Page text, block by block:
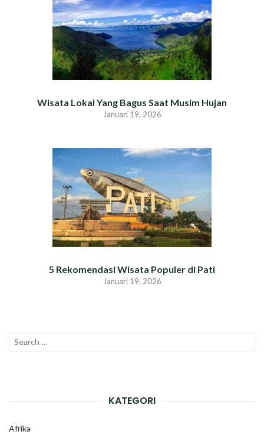
Wisata Lokal Yang Bagus Saat Musim Hujan
Januari 19, 2026
5 Rekomendasi Wisata Populer di Pati
Januari 19, 2026
Search
KATEGORI
Afrika